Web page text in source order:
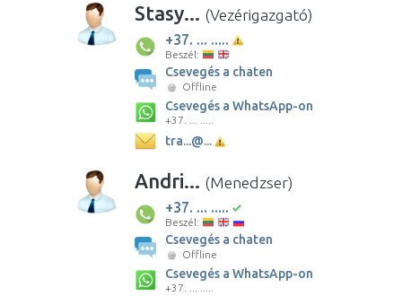
Stasy... (Vezérigazgató)
+37. ... .....
Beszél:
Csevegés a chaten
Offline
Csevegés a WhatsApp-on
+37. ... .....
tra...@...
Andri... (Menedzser)
+37. ... .....
Beszél:
Csevegés a chaten
Offline
Csevegés a WhatsApp-on
+37. ... .....